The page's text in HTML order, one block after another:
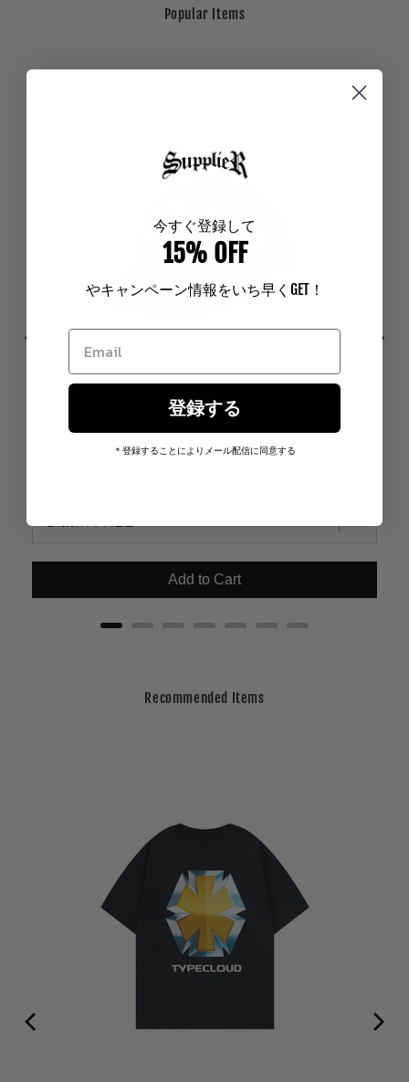
Popular Items
Add to Cart
Recommended Items
今すぐ登録して
15% OFF
やキャンペーン情報をいち早く GET！
登録する
＊登録することによりメール配信に同意する